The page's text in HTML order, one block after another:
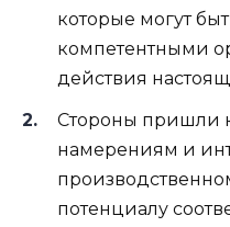
которые могут
компетентными
действия
Стороны пришли
намерениям и
потенциалу